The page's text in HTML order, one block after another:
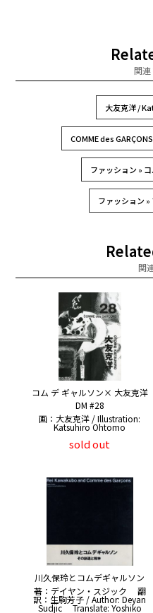
関
大友克洋 /
COMME des
ファッション »
ファッション
関
コム デ ギャルソン× 大友克洋
DM #28
画：大友克洋 / Illustration:
Katsuhiro Ohtomo
sold out
川久保玲とコムデギャルソン
著：デイヤン・スジック 翻
訳：生駒芳子 / Author: Deyan
Sudjic Translate: Yoshiko